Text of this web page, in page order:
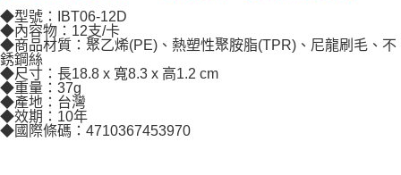
◆型號：IBT06-12D
◆內容物：12支/卡
◆商品材質：聚乙烯(PE)、熱塑性聚胺脂(TPR)、尼龍刷毛、不
銹鋼絲
◆尺寸：長18.8 x 寬8.3 x 高1.2 cm
◆重量：37g
◆產地：台灣
◆效期：10年
◆國際條碼：4710367453970